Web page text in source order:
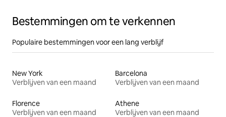
Bestemmingen om te verkennen
Populaire bestemmingen voor een lang verblijf
New York
Verblijven van een maand
Barcelona
Verblijven van een maand
Florence
Verblijven van een maand
Athene
Verblijven van een maand